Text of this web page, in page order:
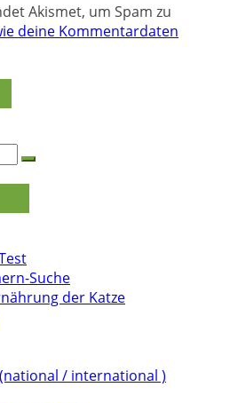
Akismet, um Spam zu
deine Kommentardaten
Suche
der Katze
/ international )